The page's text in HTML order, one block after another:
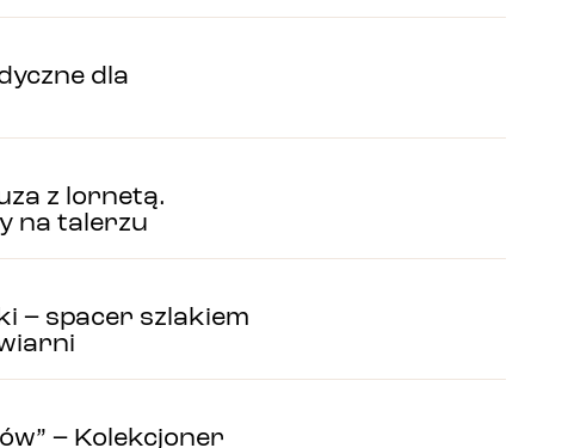
dla
z lornetą.
na talerzu
– spacer szlakiem
– Kolekcjoner